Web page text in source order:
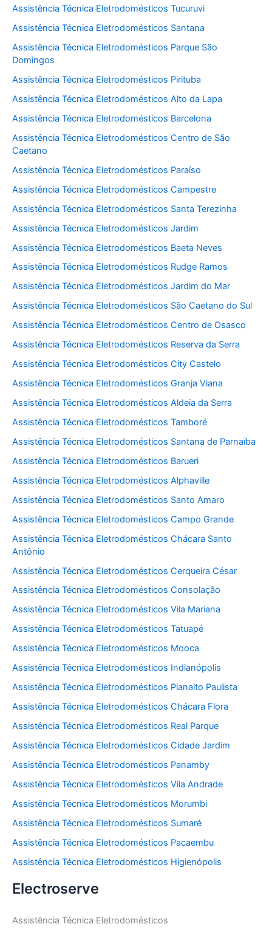
Assistência Técnica Eletrodomésticos Tucuruvi
Assistência Técnica Eletrodomésticos Santana
Assistência Técnica Eletrodomésticos Parque São
Domingos
Assistência Técnica Eletrodomésticos Pirituba
Assistência Técnica Eletrodomésticos Alto da Lapa
Assistência Técnica Eletrodomésticos Barcelona
Assistência Técnica Eletrodomésticos Centro de São
Caetano
Assistência Técnica Eletrodomésticos Paraíso
Assistência Técnica Eletrodomésticos Campestre
Assistência Técnica Eletrodomésticos Santa Terezinha
Assistência Técnica Eletrodomésticos Jardim
Assistência Técnica Eletrodomésticos Baeta Neves
Assistência Técnica Eletrodomésticos Rudge Ramos
Assistência Técnica Eletrodomésticos Jardim do Mar
Assistência Técnica Eletrodomésticos São Caetano do Sul
Assistência Técnica Eletrodomésticos Centro de Osasco
Assistência Técnica Eletrodomésticos Reserva da Serra
Assistência Técnica Eletrodomésticos City Castelo
Assistência Técnica Eletrodomésticos Granja Viana
Assistência Técnica Eletrodomésticos Aldeia da Serra
Assistência Técnica Eletrodomésticos Tamboré
Assistência Técnica Eletrodomésticos Santana de Parnaíba
Assistência Técnica Eletrodomésticos Barueri
Assistência Técnica Eletrodomésticos Alphaville
Assistência Técnica Eletrodomésticos Santo Amaro
Assistência Técnica Eletrodomésticos Campo Grande
Assistência Técnica Eletrodomésticos Chácara Santo
Antônio
Assistência Técnica Eletrodomésticos Cerqueira César
Assistência Técnica Eletrodomésticos Consolação
Assistência Técnica Eletrodomésticos Vila Mariana
Assistência Técnica Eletrodomésticos Tatuapé
Assistência Técnica Eletrodomésticos Mooca
Assistência Técnica Eletrodomésticos Indianópolis
Assistência Técnica Eletrodomésticos Planalto Paulista
Assistência Técnica Eletrodomésticos Chácara Flora
Assistência Técnica Eletrodomésticos Real Parque
Assistência Técnica Eletrodomésticos Cidade Jardim
Assistência Técnica Eletrodomésticos Panamby
Assistência Técnica Eletrodomésticos Vila Andrade
Assistência Técnica Eletrodomésticos Morumbi
Assistência Técnica Eletrodomésticos Sumaré
Assistência Técnica Eletrodomésticos Pacaembu
Assistência Técnica Eletrodomésticos Higienópolis
Electroserve
Assistência Técnica Eletrodomésticos